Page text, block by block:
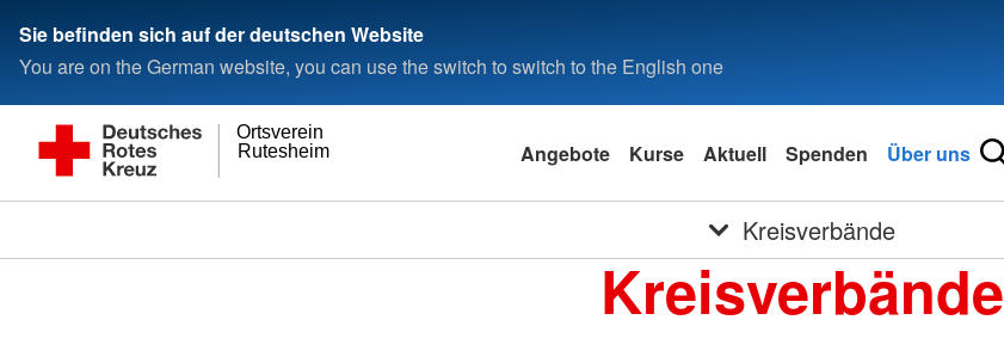
Sie befinden sich auf der deutschen Website
You are on the German website, you can use the switch to switch to the English one
Rutesheim
Ortsverein
Angebote Kurse Aktuell Spenden Über uns
Kreisverbände
Kreisverbände